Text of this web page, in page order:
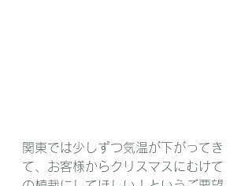
関東では少しずつ気温が下がってき
て、お客様からクリスマスにむけて